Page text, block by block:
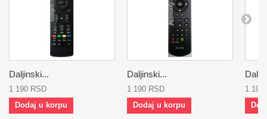
Daljinski...
1 190 RSD
Dodaj u korpu
Daljinski...
1 190 RSD
Dodaj u korpu
1 190